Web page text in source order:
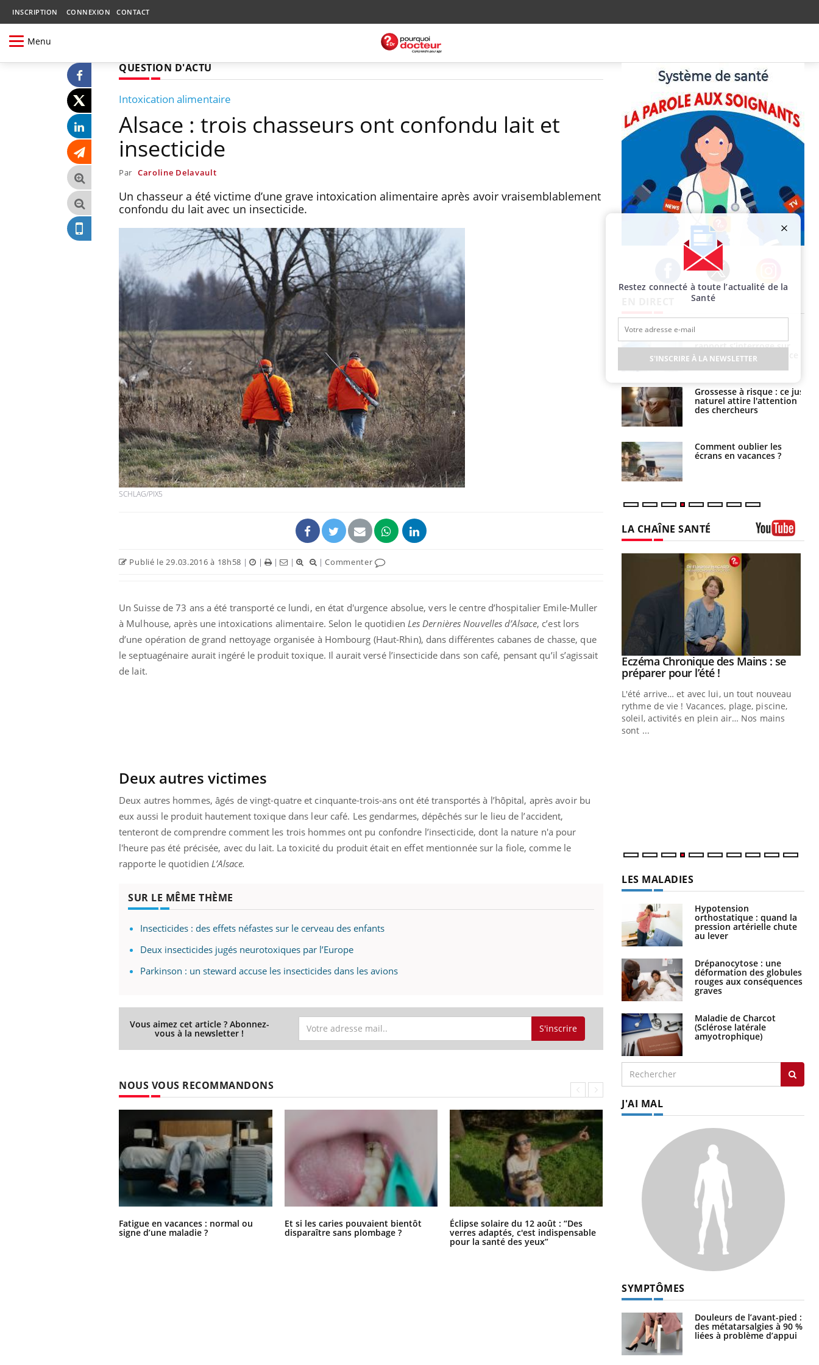
INSCRIPTION CONNEXION CONTACT
Menu
QUESTION D'ACTU
Intoxication alimentaire
Alsace : trois chasseurs ont confondu lait et
insecticide
Par Caroline Delavault
Un chasseur a été victime d’une grave intoxication alimentaire après avoir vraisemblablement
confondu du lait avec un insecticide.
SCHLAG/PIX5
Publié le 29.03.2016 à 18h58 | | | | |Commenter
Un Suisse de 73 ans a été transporté ce lundi, en état d'urgence absolue, vers le centre d’hospitalier Emile-Muller
à Mulhouse, après une intoxications alimentaire. Selon le quotidien Les Dernières Nouvelles d’Alsace, c’est lors
d’une opération de grand nettoyage organisée à Hombourg (Haut-Rhin), dans différentes cabanes de chasse, que
le septuagénaire aurait ingéré le produit toxique. Il aurait versé l’insecticide dans son café, pensant qu’il s’agissait
de lait.
Deux autres victimes
Deux autres hommes, âgés de vingt-quatre et cinquante-trois-ans ont été transportés à l’hôpital, après avoir bu
eux aussi le produit hautement toxique dans leur café. Les gendarmes, dépêchés sur le lieu de l’accident,
tenteront de comprendre comment les trois hommes ont pu confondre l’insecticide, dont la nature n'a pour
l'heure pas été précisée, avec du lait. La toxicité du produit était en effet mentionnée sur la fiole, comme le
rapporte le quotidien L’Alsace.
SUR LE MÊME THÈME
Insecticides : des effets néfastes sur le cerveau des enfants
Deux insecticides jugés neurotoxiques par l’Europe
Parkinson : un steward accuse les insecticides dans les avions
Vous aimez cet article ? Abonnez-
vous à la newsletter ! S'inscrire
NOUS VOUS RECOMMANDONS
Fatigue en vacances : normal ou
signe d’une maladie ?
Et si les caries pouvaient bientôt
disparaître sans plombage ?
Éclipse solaire du 12 août : “Des
verres adaptés, c'est indispensable
pour la santé des yeux”
Les troubles du sommeil modifient
votre cerveau !
Facebook Twitter Instagram
Fatigue en vacances :
normal ou signe d’une
maladie ?
Et si les caries pouvaient
bientôt disparaître sans
plombage ?
Éclipse solaire du 12 août
: “Des verres adaptés,
c'est indispensable pour
la santé des yeux”
Les troubles du sommeil
modifient votre cerveau !
Mon enfant est-il trop
sensible ou simplement
très empathique ?
Bébés, jeunes enfants :
quelle trousse à
pharmacie pour les
vacances ?
rapport s’interroge sur
son taux élevé en France
Grossesse à risque : ce jus
naturel attire l'attention
des chercheurs
Comment oublier les
écrans en vacances ?
LA CHAÎNE SANTÉ
Eczéma Chronique des Mains :
expliquer ma maladie
Youtube
Carence en fer : comprendre pour Youtube
Insuline & Charge mentale : et si on Youtube
Eczéma Chronique des Mains : se
préparer pour l’été !Youtube
L'été arrive… et avec lui, un tout nouveau
rythme de vie ! Vacances, plage, piscine,
soleil, activités en plein air… Nos mains
sont ...
LES MALADIES
Hypotension
orthostatique : quand la
pression artérielle chute
au lever
Drépanocytose : une
déformation des globules
rouges aux conséquences
graves
Maladie de Charcot
(Sclérose latérale
amyotrophique)
J'AI MAL
SYMPTÔMES
Douleurs de l’avant-pied :
des métatarsalgies à 90 %
liées à problème d’appui
Restez connecté à toute l’actualité de la
Santé
S'INSCRIRE À LA NEWSLETTER